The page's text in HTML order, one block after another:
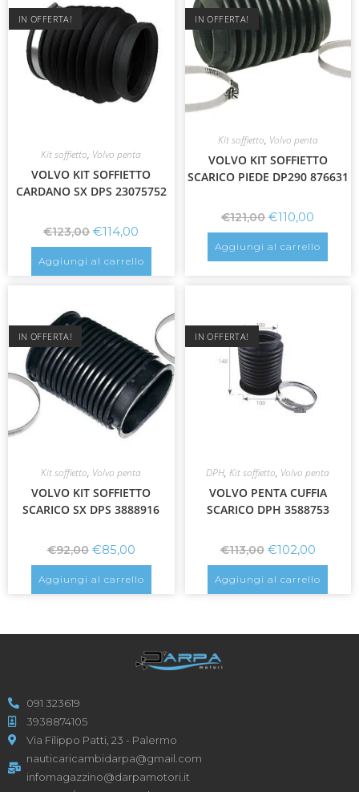
IN OFFERTA!
Kit soffietto, Volvo penta
VOLVO KIT SOFFIETTO
CARDANO SX DPS 23075752
€123,00 €114,00
Aggiungi al carrello
IN OFFERTA!
Kit soffietto, Volvo penta
VOLVO KIT SOFFIETTO
SCARICO PIEDE DP290 876631
€121,00 €110,00
Aggiungi al carrello
IN OFFERTA!
Kit soffietto, Volvo penta
VOLVO KIT SOFFIETTO
SCARICO SX DPS 3888916
€92,00 €85,00
Aggiungi al carrello
IN OFFERTA!
DPH,Kit soffietto, Volvo penta
VOLVO PENTA CUFFIA
SCARICO DPH 3588753
€113,00 €102,00
Aggiungi al carrello
091 323619
3938874105
Via Filippo Patti, 23 - Palermo
nauticaricambidarpa@gmail.com
infomagazzino@darpamotori.it